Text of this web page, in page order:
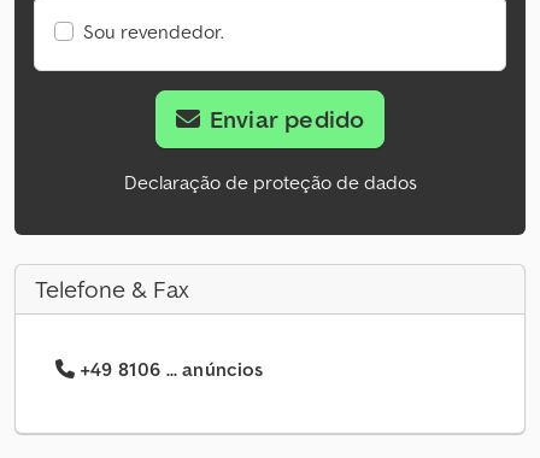
Sou revendedor.
Enviar pedido
Declaração de proteção de dados
Telefone & Fax
+49 8106 ... anúncios